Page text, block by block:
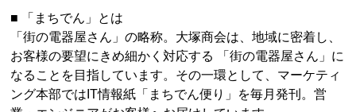
■ 「まちでん」とは
「街の電器屋さん」の略称。大塚商会は、地域に密着し、
お客様の要望にきめ細かく対応する 「街の電器屋さん」に
なることを目指しています。その一環として、マーケティ
ング本部ではIT情報紙「まちでん便り」を毎月発刊。営